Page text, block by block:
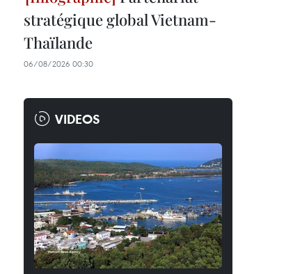
stratégique global Vietnam-
Thaïlande
06/08/2026 00:30
VIDEOS